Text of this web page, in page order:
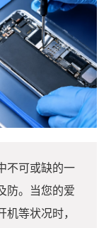
不可或缺的一
防。当您的爱
等状况时，